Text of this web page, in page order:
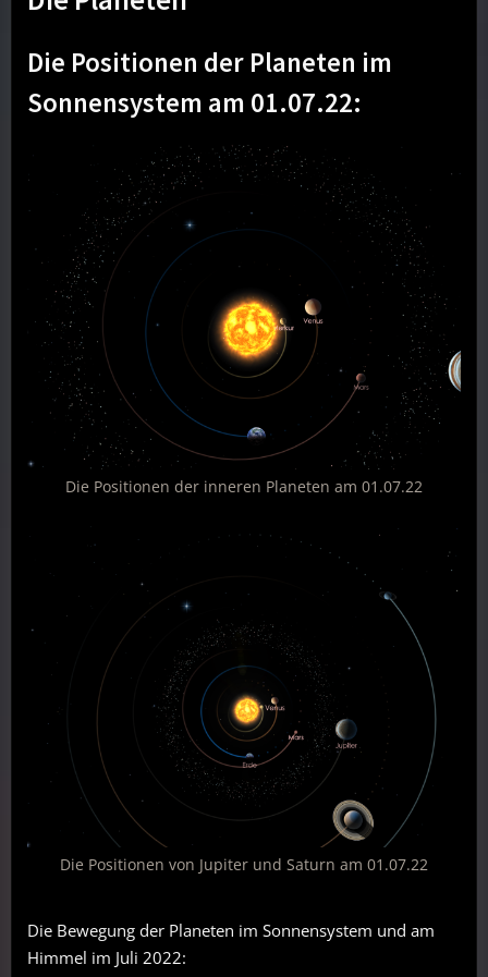
Die Positionen der Planeten im
Sonnensystem am 01.07.22:
Die Positionen der inneren Planeten am 01.07.22
Die Positionen von Jupiter und Saturn am 01.07.22
Die Bewegung der Planeten im Sonnensystem und am
Himmel im Juli 2022: